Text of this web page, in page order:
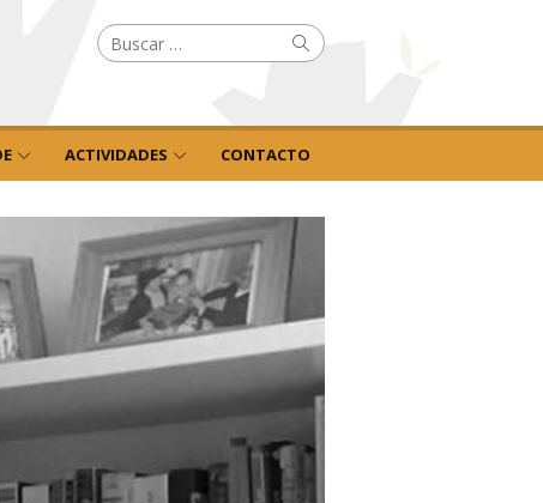
Buscar
por: Buscar
ACTIVIDADES CONTACTO